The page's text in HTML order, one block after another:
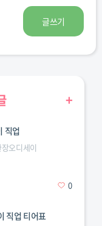
글쓰기
+
직업
장오디세이
0
직업 티어표